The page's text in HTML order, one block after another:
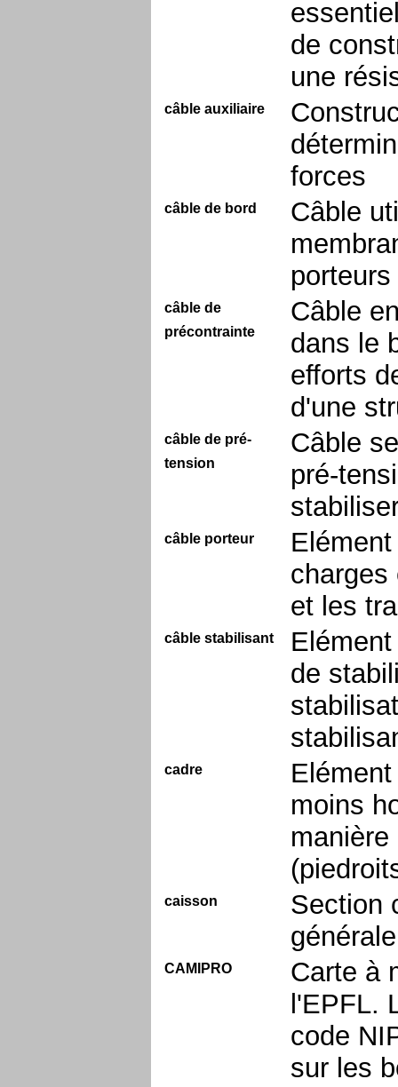
de
une
câble auxiliaire
forces
câble de bord
Câble
câble de
précontrainte
Câble
dans le
efforts
d'une
câble de pré-
tension
Câble
pré-
câble porteur
charges
et les
câble stabilisant
de
cadre
moins
caisson
Section
CAMIPRO
Carte à
l'EPFL.
code
sur les